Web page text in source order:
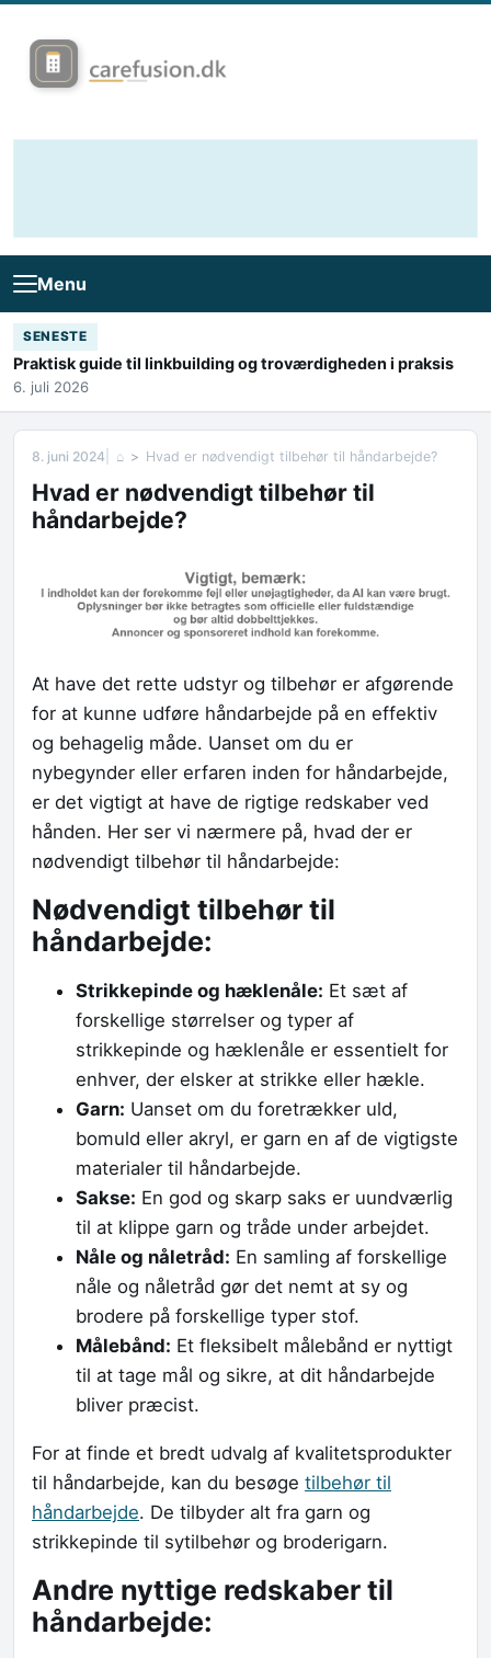
Menu
SENESTE
Praktisk guide til linkbuilding og troværdigheden i praksis
6. juli 2026
8. juni 2024 ⌂ Hvad er nødvendigt tilbehør til håndarbejde?
Hvad er nødvendigt tilbehør til
håndarbejde?
At have det rette udstyr og tilbehør er afgørende
for at kunne udføre håndarbejde på en effektiv
og behagelig måde. Uanset om du er
nybegynder eller erfaren inden for håndarbejde,
er det vigtigt at have de rigtige redskaber ved
hånden. Her ser vi nærmere på, hvad der er
nødvendigt tilbehør til håndarbejde:
Nødvendigt tilbehør til
håndarbejde:
Strikkepinde og hæklenåle: Et sæt af
forskellige størrelser og typer af
strikkepinde og hæklenåle er essentielt for
enhver, der elsker at strikke eller hækle.
Garn: Uanset om du foretrækker uld,
bomuld eller akryl, er garn en af de vigtigste
materialer til håndarbejde.
Sakse: En god og skarp saks er uundværlig
til at klippe garn og tråde under arbejdet.
Nåle og nåletråd: En samling af forskellige
nåle og nåletråd gør det nemt at sy og
brodere på forskellige typer stof.
Målebånd: Et fleksibelt målebånd er nyttigt
til at tage mål og sikre, at dit håndarbejde
bliver præcist.
For at finde et bredt udvalg af kvalitetsprodukter
til håndarbejde, kan du besøge tilbehør til
håndarbejde. De tilbyder alt fra garn og
strikkepinde til sytilbehør og broderigarn.
Andre nyttige redskaber til
håndarbejde: